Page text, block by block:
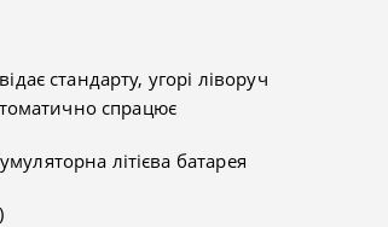
стандарту, угорі ліворуч
спрацює
літієва батарея